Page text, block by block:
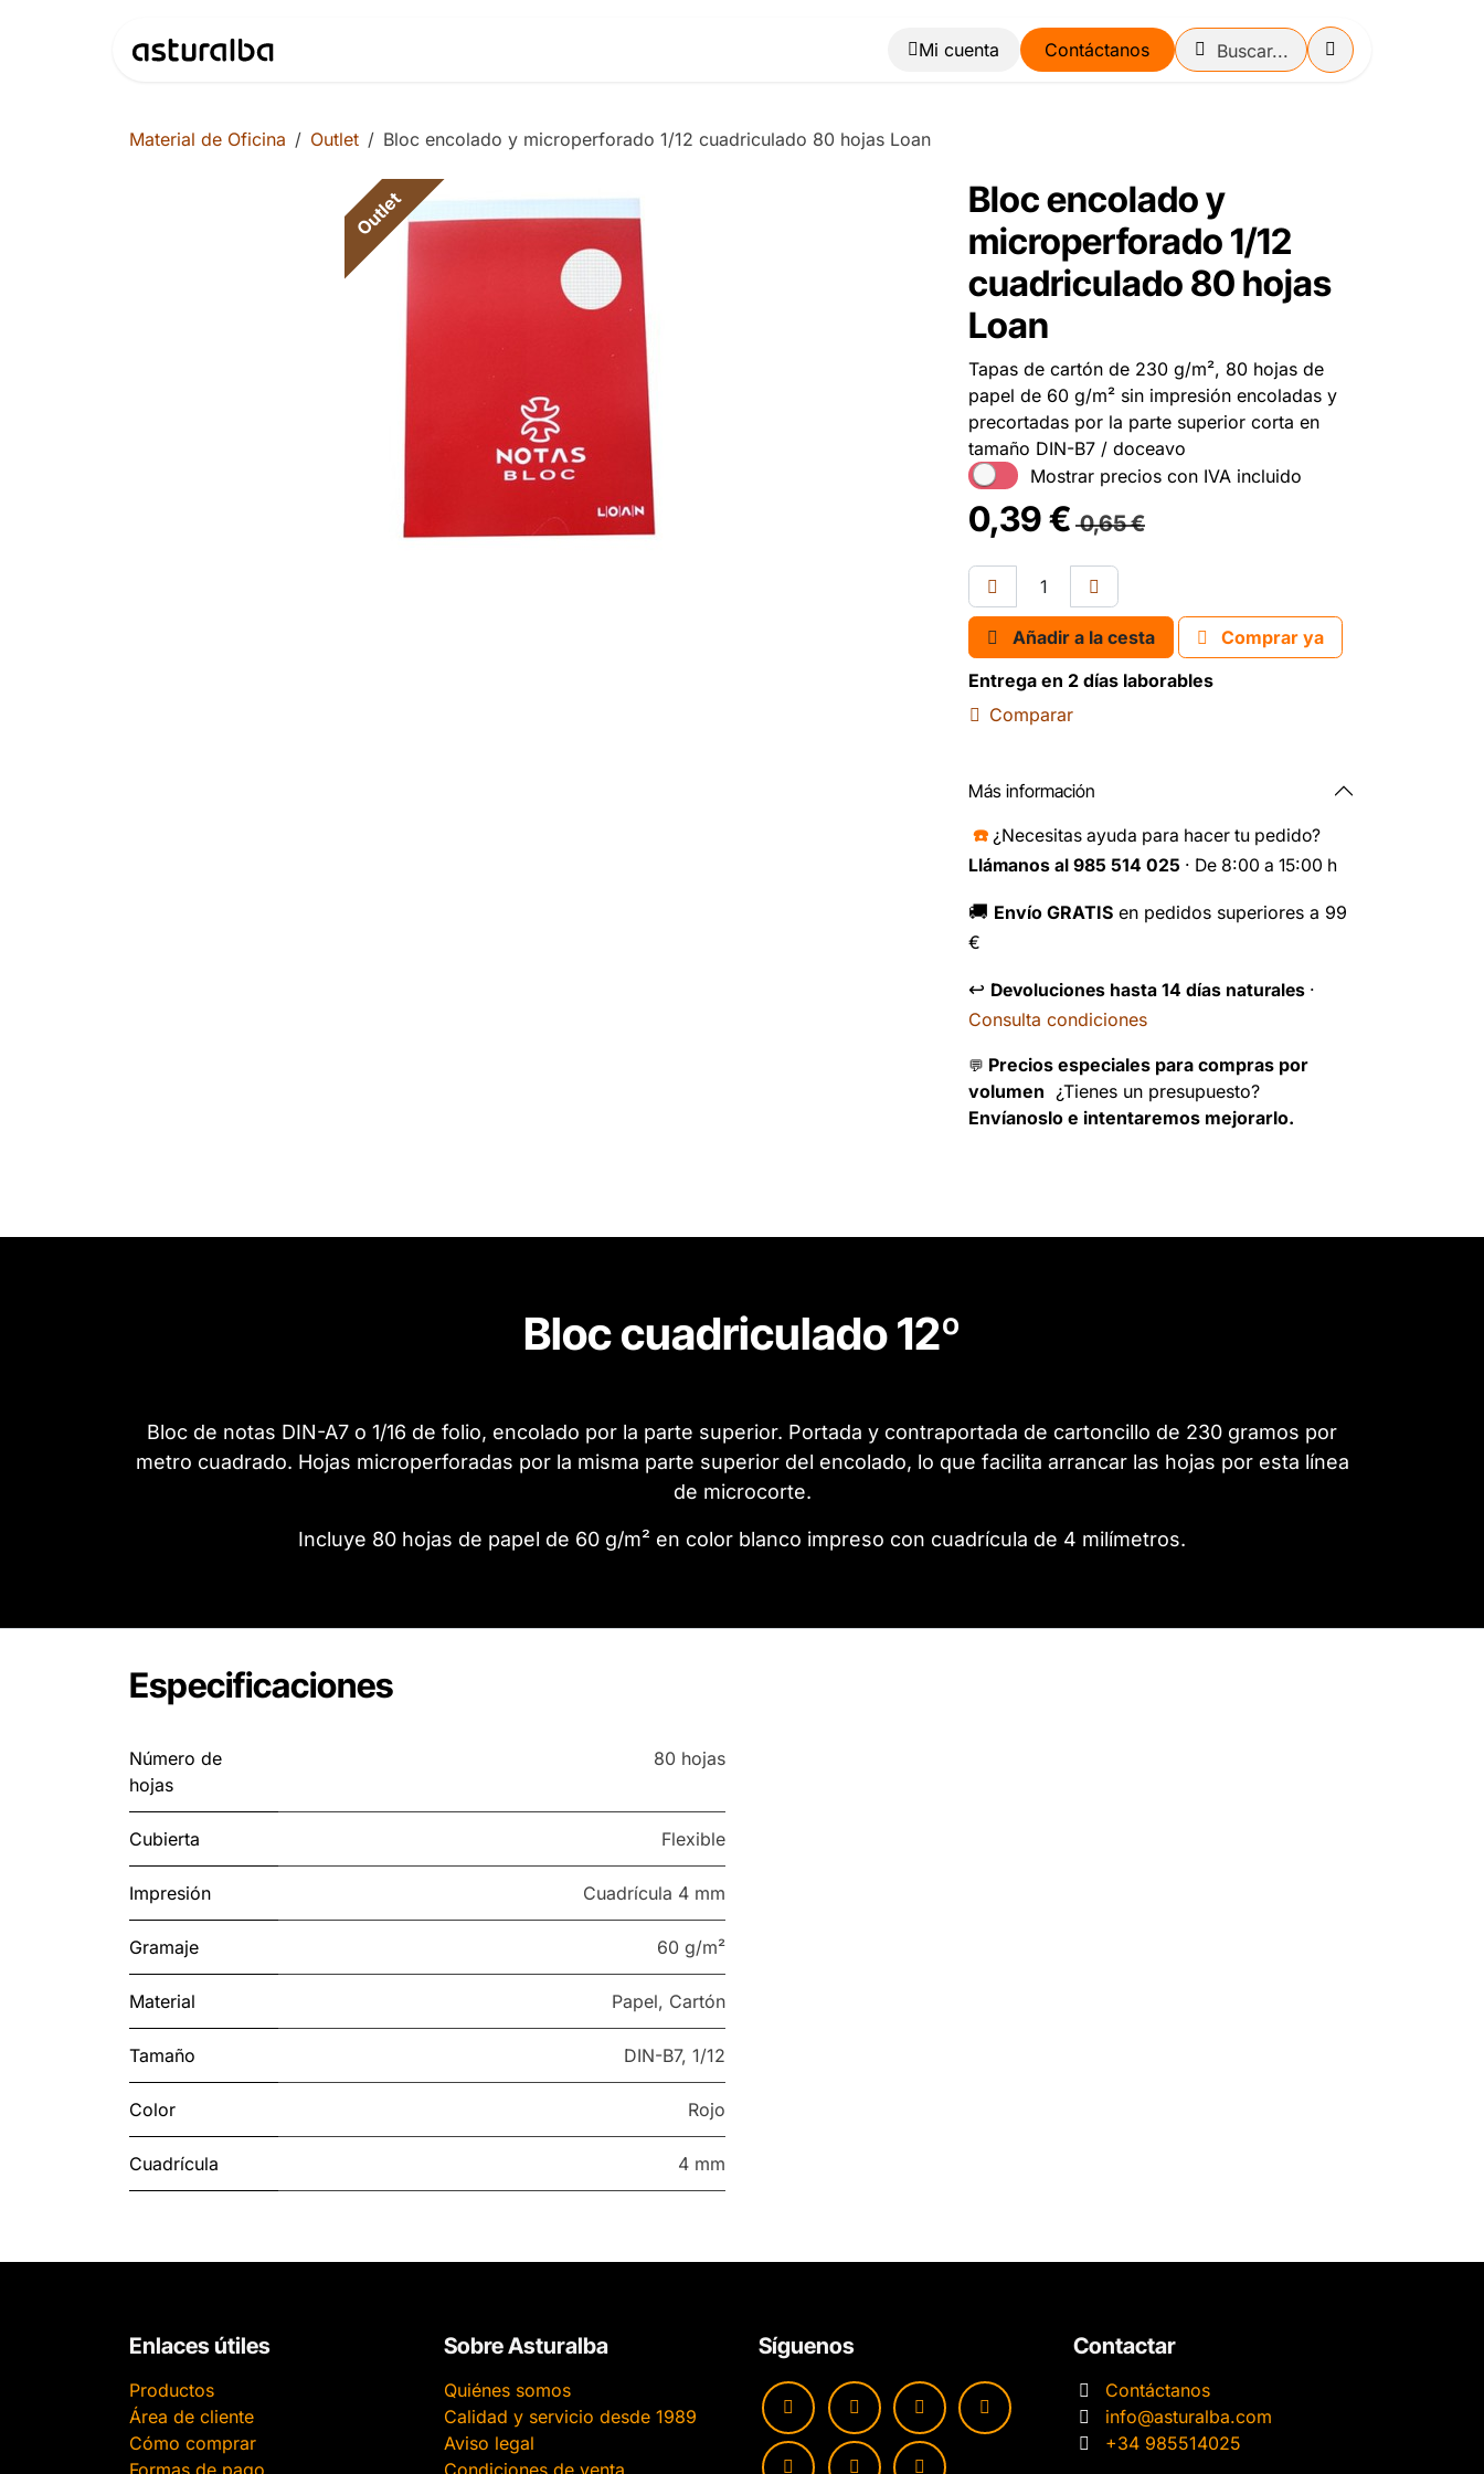
Blog Contáctanos
Material de Oficina Outlet Bloc encolado y microperforado 1/12 cuadriculado 80 hojas Loan
Outlet
Bloc encolado y
microperforado 1/12
cuadriculado 80 hojas
Loan
Tapas de cartón de 230 g/m², 80 hojas de
papel de 60 g/m² sin impresión encoladas y
precortadas por la parte superior corta en
tamaño DIN-B7 / doceavo
Mostrar precios con IVA incluido
0,39€ 0,65€
Añadir a la cesta
Comprar ya
Entrega en 2 días laborables
Comparar
Más información
☎️ ¿Necesitas ayuda para hacer tu pedido?
Llámanos al 985 514 025 · De 8:00 a 15:00 h
🚚 Envío GRATIS en pedidos superiores a 99
€
↩️ Devoluciones hasta 14 días naturales ·
Consulta condiciones
💬 Precios especiales para compras por
volumen ¿Tienes un presupuesto?
Envíanoslo e intentaremos mejorarlo.
Bloc cuadriculado 12º
Bloc de notas DIN-A7 o 1/16 de folio, encolado por la parte superior. Portada y contraportada de cartoncillo de 230 gramos por
metro cuadrado. Hojas microperforadas por la misma parte superior del encolado, lo que facilita arrancar las hojas por esta línea
de microcorte.
Incluye 80 hojas de papel de 60 g/m² en color blanco impreso con cuadrícula de 4 milímetros.
Especificaciones
Número de
hojas
80 hojas
Cubierta Flexible
Impresión Cuadrícula 4 mm
Gramaje 60 g/m²
Material Papel, Cartón
Tamaño DIN-B7, 1/12
Color Rojo
Cuadrícula 4 mm
Enlaces útiles
Productos
Área de cliente
Cómo comprar
Sobre Asturalba
Quiénes somos
Calidad y servicio desde 1989
Aviso legal
Síguenos Contactar
Contáctanos
info@asturalba.com
+34 985514025